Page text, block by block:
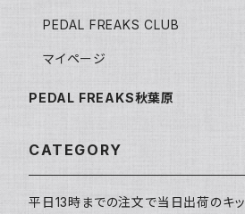
PEDAL FREAKS CLUB
マイページ
PEDAL FREAKS秋葉原
CATEGORY
平日13時までの注文で当日出荷のキッ